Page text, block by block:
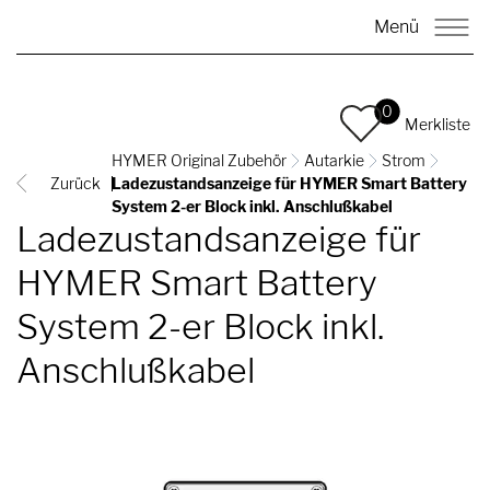
Menü
0
Merkliste
Zurück
HYMER Original Zubehör Autarkie
Strom
Ladezustandsanzeige für HYMER Smart Battery
System 2-er Block inkl. Anschlußkabel
Ladezustandsanzeige für
HYMER Smart Battery
System 2-er Block inkl.
Anschlußkabel